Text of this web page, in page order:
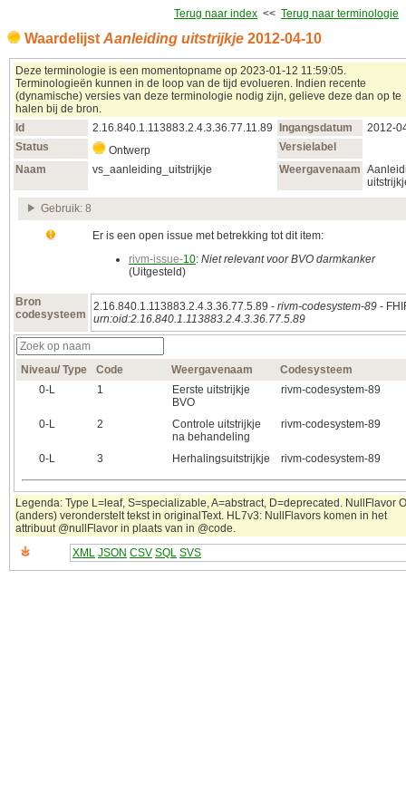
Terug naar index << Terug naar terminologie
Waardelijst Aanleiding uitstrijkje 2012‑04‑10
Deze terminologie is een momentopname op 2023‑01‑12 11:59:05.
Terminologieën kunnen in de loop van de tijd evolueren. Indien recente
(dynamische) versies van deze terminologie nodig zijn, gelieve deze dan op te
halen bij de bron.
Id
2.16.840.1.113883.2.4.3.36.77.11.89 Ingangsdatum
Status
Ontwerp
Versielabel
Naam
vs_aanleiding_uitstrijkje Weergavenaam
Gebruik: 8
Er is een open issue met betrekking tot dit item:
rivm-issue-10: Niet relevant voor BVO darmkanker
(Uitgesteld)
Bron
codesysteem
2.16.840.1.113883.2.4.3.36.77.5.89 - rivm-codesystem-89 -
urn:oid:2.16.840.1.113883.2.4.3.36.77.5.89
Niveau/ Type Code Weergavenaam
Codesysteem
0‑L
1
Eerste uitstrijkje
BVO
rivm-codesystem-89
0‑L 2
Controle uitstrijkje
na behandeling
rivm-codesystem-89
0‑L 3 Herhalingsuitstrijkje rivm-codesystem-89
Legenda: Type L=leaf, S=specializable, A=abstract, D=deprecated. NullFlavor
(anders) veronderstelt tekst in originalText. HL7v3: NullFlavors komen in het
attribuut @nullFlavor in plaats van in @code.
XML JSON CSV SQL SVS